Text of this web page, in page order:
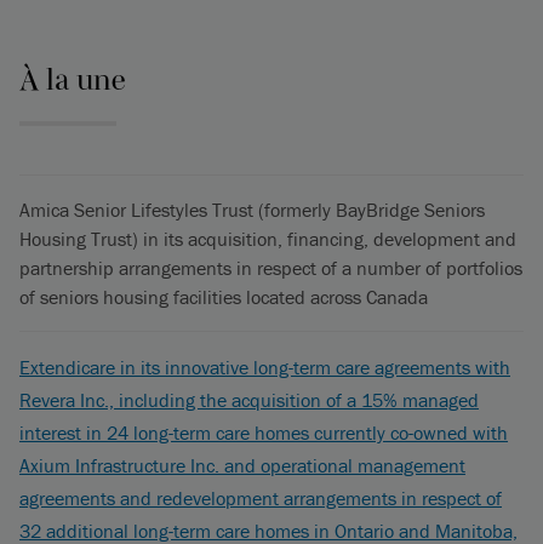
À la une
Amica Senior Lifestyles Trust (formerly BayBridge Seniors
Housing Trust) in its acquisition, financing, development and
partnership arrangements in respect of a number of portfolios
of seniors housing facilities located across Canada
Extendicare in its innovative long-term care agreements with
Revera Inc., including the acquisition of a 15% managed
interest in 24 long-term care homes currently co-owned with
Axium Infrastructure Inc. and operational management
agreements and redevelopment arrangements in respect of
32 additional long-term care homes in Ontario and Manitoba,